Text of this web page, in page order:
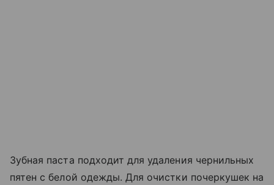
Зубная паста подходит для удаления чернильных
пятен с белой одежды. Для очистки почеркушек на